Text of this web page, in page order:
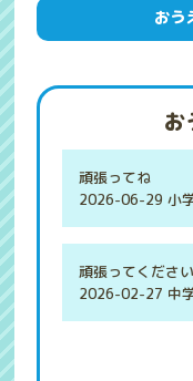
おう
お
頑張ってね
2026-06-29 小
頑張ってください
2026-02-27 中